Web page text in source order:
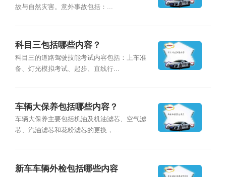
故与自然灾害。意外事故包括：...
科目三包括哪些内容？
科目三的道路驾驶技能考试内容包括：上车准
备、灯光模拟考试、起步、直线行...
车辆大保养包括哪些内容？
车辆大保养主要包括机油及机油滤芯、空气滤
芯、汽油滤芯和花粉滤芯的更换，...
新车车辆外检包括哪些内容